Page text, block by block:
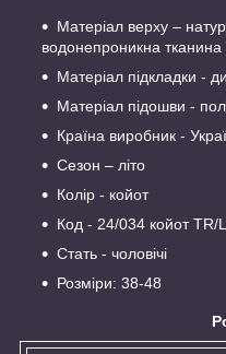
Матеріал верху –
водонепроникна тканина
Матеріал підкладки -
Матеріал підошви -
Країна виробник -
Сезон – літо
Колір - койот
Код - 24/034 койот TR/L
Стать - чоловічі
Розміри: 38-48